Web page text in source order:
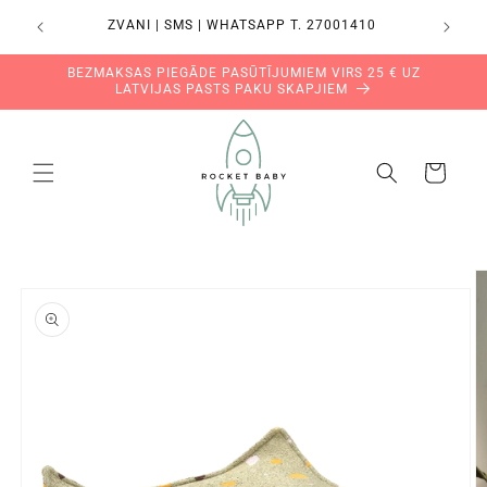
uz
ZVANI | SMS | WHATSAPP T. 27001410
BEZMAKSAS PIEGĀDE PASŪTĪJUMIEM VIRS 25 € UZ
LATVIJAS PASTS PAKU SKAPJIEM
Grozs
informāciju